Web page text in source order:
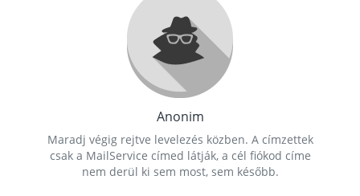
Anonim
Maradj végig rejtve levelezés közben. A címzettek
csak a MailService címed látják, a cél fiókod címe
nem derül ki sem most, sem később.